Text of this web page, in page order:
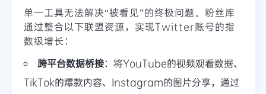
单一工具无法解决“被看见”的终极问题。粉丝库
通过整合以下联盟资源，实现Twitter账号的指
数级增长：
跨平台数据桥接：将YouTube的视频观看数据、
TikTok的爆款内容、Instagram的图片分享，通过